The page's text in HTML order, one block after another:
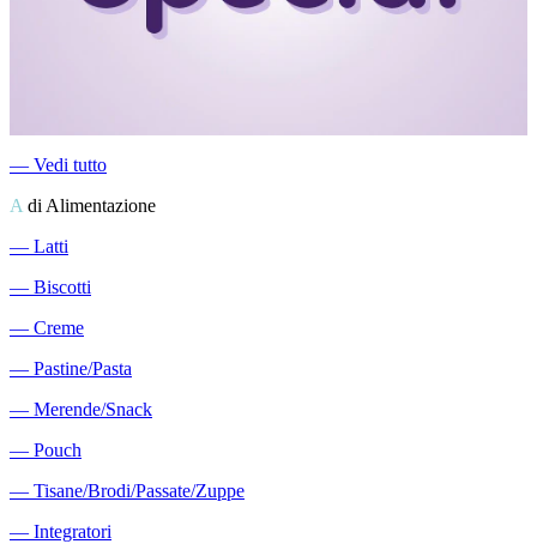
― Vedi tutto
A di Alimentazione
― Latti
― Biscotti
― Creme
― Pastine/Pasta
― Merende/Snack
― Pouch
― Tisane/Brodi/Passate/Zuppe
― Integratori